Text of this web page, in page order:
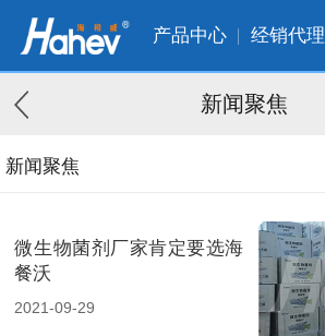
产品中心 经销代理
新闻聚焦
新闻聚焦
微生物菌剂厂家肯定要选海
餐沃
2021-09-29